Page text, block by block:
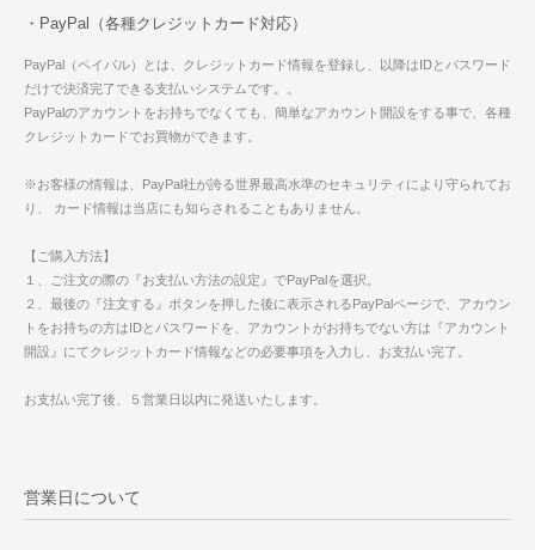
・PayPal（各種クレジットカード対応）
PayPal（ペイパル）とは、クレジットカード情報を登録し、以降はIDとパスワード
だけで決済完了できる支払いシステムです。。
PayPalのアカウントをお持ちでなくても、簡単なアカウント開設をする事で、各種
クレジットカードでお買物ができます。
※お客様の情報は、PayPal社が誇る世界最高水準のセキュリティにより守られてお
り、 カード情報は当店にも知らされることもありません。
【ご購入方法】
１、ご注文の際の『お支払い方法の設定』でPayPalを選択。
２、最後の『注文する』ボタンを押した後に表示されるPayPalページで、アカウン
トをお持ちの方はIDとパスワードを、アカウントがお持ちでない方は『アカウント
開設』にてクレジットカード情報などの必要事項を入力し、お支払い完了。
お支払い完了後、５営業日以内に発送いたします。
営業日について